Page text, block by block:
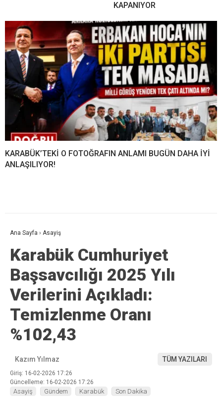
KAPANIYOR
KARABÜK’TEKİ O FOTOĞRAFIN ANLAMI BUGÜN DAHA İYİ
ANLAŞILIYOR!
Ana Sayfa › Asayiş
Karabük Cumhuriyet
Başsavcılığı 2025 Yılı
Verilerini Açıkladı:
Temizlenme Oranı
%102,43
Kazım Yılmaz TÜM YAZILARI
Giriş: 16-02-2026 17:26
Güncelleme: 16-02-2026 17:26
Asayiş Gündem Karabük Son Dakika